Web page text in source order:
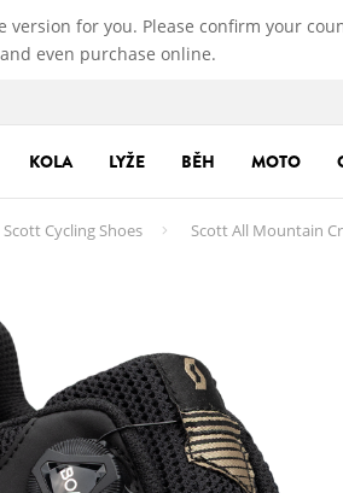
version for you. Please confirm your
even purchase online.
KOLA LYŽE BĚH MOTO
Scott Cycling Shoes Scott All Mountain